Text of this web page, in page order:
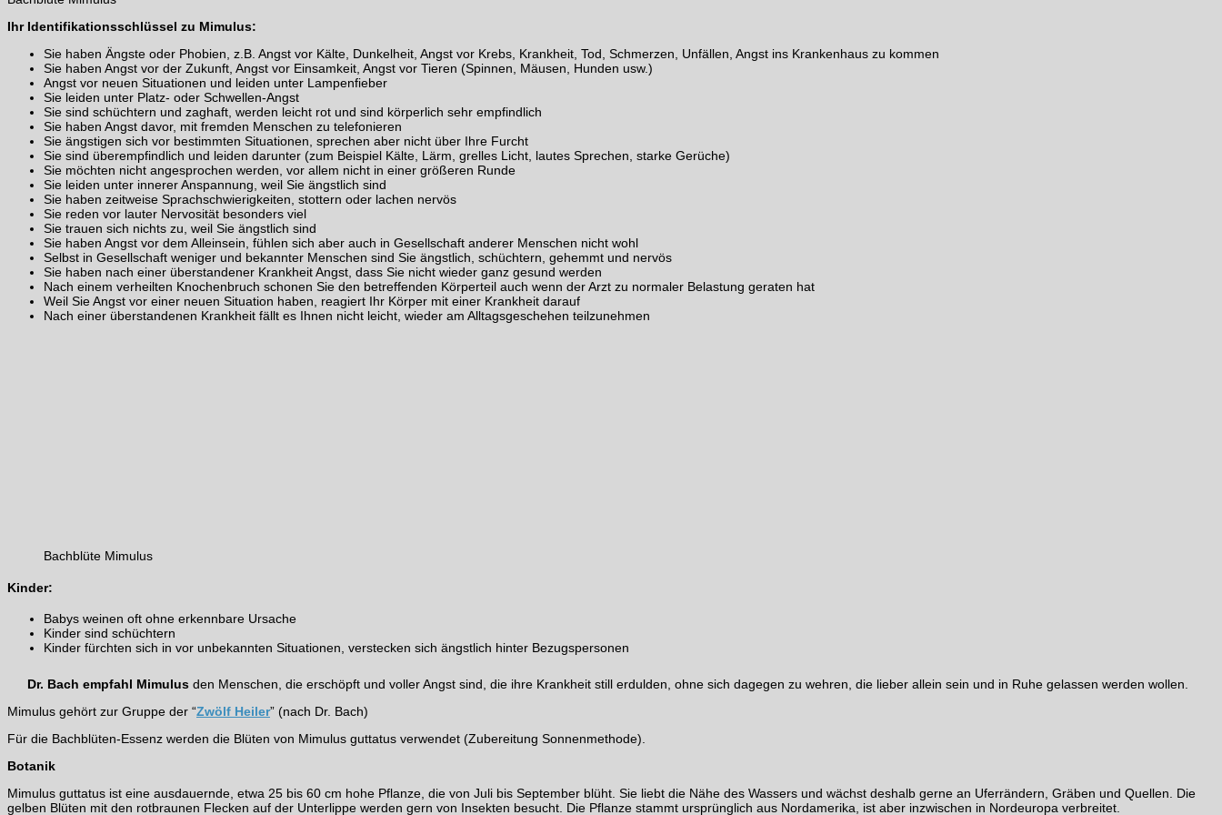
Ihr Identifikationsschlüssel zu Mimulus:
Sie haben Ängste oder Phobien, z.B. Angst vor Kälte, Dunkelheit, Angst vor Krebs, Krankheit, Tod, Schmerzen, Unfällen, Angst ins Krankenhaus zu kommen
Sie haben Angst vor der Zukunft, Angst vor Einsamkeit, Angst vor Tieren (Spinnen, Mäusen, Hunden usw.)
Angst vor neuen Situationen und leiden unter Lampenfieber
Sie leiden unter Platz- oder Schwellen-Angst
Sie sind schüchtern und zaghaft, werden leicht rot und sind körperlich sehr empfindlich
Sie haben Angst davor, mit fremden Menschen zu telefonieren
Sie ängstigen sich vor bestimmten Situationen, sprechen aber nicht über Ihre Furcht
Sie sind überempfindlich und leiden darunter (zum Beispiel Kälte, Lärm, grelles Licht, lautes Sprechen, starke Gerüche)
Sie möchten nicht angesprochen werden, vor allem nicht in einer größeren Runde
Sie leiden unter innerer Anspannung, weil Sie ängstlich sind
Sie haben zeitweise Sprachschwierigkeiten, stottern oder lachen nervös
Sie reden vor lauter Nervosität besonders viel
Sie trauen sich nichts zu, weil Sie ängstlich sind
Sie haben Angst vor dem Alleinsein, fühlen sich aber auch in Gesellschaft anderer Menschen nicht wohl
Selbst in Gesellschaft weniger und bekannter Menschen sind Sie ängstlich, schüchtern, gehemmt und nervös
Sie haben nach einer überstandener Krankheit Angst, dass Sie nicht wieder ganz gesund werden
Nach einem verheilten Knochenbruch schonen Sie den betreffenden Körperteil auch wenn der Arzt zu normaler Belastung geraten hat
Weil Sie Angst vor einer neuen Situation haben, reagiert Ihr Körper mit einer Krankheit darauf
Nach einer überstandenen Krankheit fällt es Ihnen nicht leicht, wieder am Alltagsgeschehen teilzunehmen
Bachblüte Mimulus
Kinder:
Babys weinen oft ohne erkennbare Ursache
Kinder sind schüchtern
Kinder fürchten sich in vor unbekannten Situationen, verstecken sich ängstlich hinter Bezugspersonen
Dr. Bach empfahl Mimulus den Menschen, die erschöpft und voller Angst sind, die ihre Krankheit still erdulden, ohne sich dagegen zu wehren, die lieber allein sein und in Ruhe gelassen werden wollen.
Mimulus gehört zur Gruppe der “Zwölf Heiler” (nach Dr. Bach)
Für die Bachblüten-Essenz werden die Blüten von Mimulus guttatus verwendet (Zubereitung Sonnenmethode).
Botanik
Mimulus guttatus ist eine ausdauernde, etwa 25 bis 60 cm hohe Pflanze, die von Juli bis September blüht. Sie liebt die Nähe des Wassers und wächst deshalb gerne an Uferrändern, Gräben und Quellen. Die
gelben Blüten mit den rotbraunen Flecken auf der Unterlippe werden gern von Insekten besucht. Die Pflanze stammt ursprünglich aus Nordamerika, ist aber inzwischen in Nordeuropa verbreitet.